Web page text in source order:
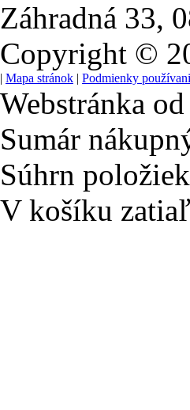
Záhradná 33,
Copyright ©
| Mapa stránok | Podmienky
Webstránka od
Sumár
Súhrn položiek
V košíku